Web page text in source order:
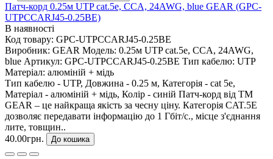
Патч-корд 0.25м UTP cat.5e, CCA, 24AWG, blue GEAR (GPC-
UTPCCARJ45-0.25BE)
В наявності
Код товару: GPC-UTPCCARJ45-0.25BE
Виробник: GEAR Модель: 0.25м UTP cat.5e, CCA, 24AWG,
blue Артикул: GPC-UTPCCARJ45-0.25BE Тип кабелю: UTP
Матеріал: алюміній + мідь
Тип кабелю - UTP, Довжина - 0.25 м, Категорія - cat 5e,
Матеріал - алюміній + мідь, Колір - синій Патч-корд від ТМ
GEAR – це найкраща якість за чесну ціну. Категорія CAT.5E
дозволяє передавати інформацію до 1 Гбіт/с., місце з'єднання
лите, товщин..
40.00грн.
До кошика